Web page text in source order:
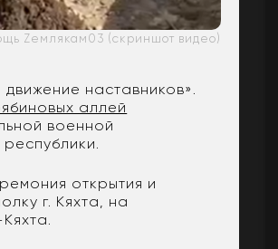
Zемлякам03 (скриншот видео)
наставников».
аллей
военной
открытия и
г. Кяхта, на